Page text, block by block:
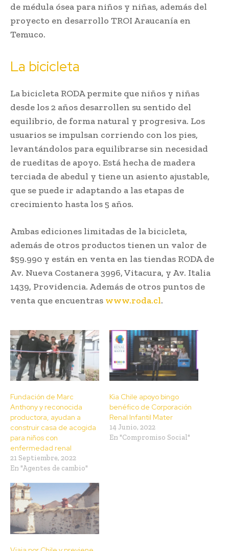
de médula ósea para niños y niñas, además del
proyecto en desarrollo TROI Araucanía en
Temuco.
La bicicleta
La bicicleta RODA permite que niños y niñas
desde los 2 años desarrollen su sentido del
equilibrio, de forma natural y progresiva. Los
usuarios se impulsan corriendo con los pies,
levantándolos para equilibrarse sin necesidad
de rueditas de apoyo. Está hecha de madera
terciada de abedul y tiene un asiento ajustable,
que se puede ir adaptando a las etapas de
crecimiento hasta los 5 años.
Ambas ediciones limitadas de la bicicleta,
además de otros productos tienen un valor de
$59.990 y están en venta en las tiendas RODA de
Av. Nueva Costanera 3996, Vitacura, y Av. Italia
1439, Providencia. Además de otros puntos de
venta que encuentras www.roda.cl.
Fundación de Marc
Anthony y reconocida
productora, ayudan a
construir casa de acogida
para niños con
enfermedad renal
21 Septiembre, 2022
En "Agentes de cambio"
Kia Chile apoyo bingo
benéfico de Corporación
Renal Infantil Mater
14 Junio, 2022
En "Compromiso Social"